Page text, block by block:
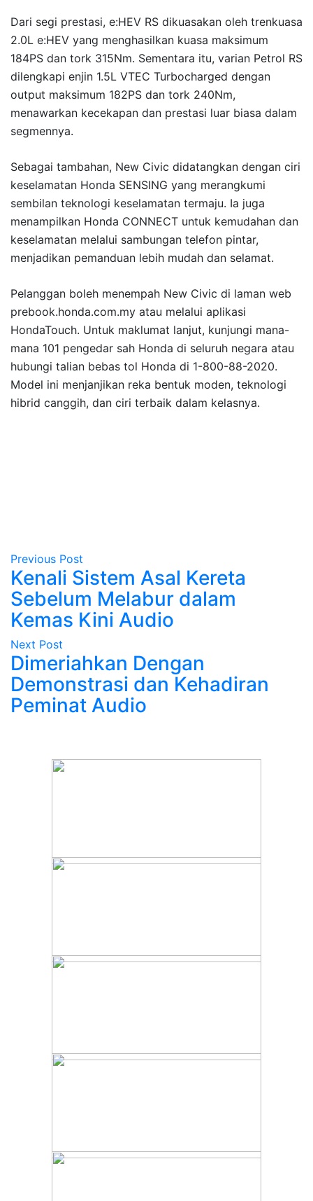
Dari segi prestasi, e:HEV RS dikuasakan oleh trenkuasa
2.0L e:HEV yang menghasilkan kuasa maksimum
184PS dan tork 315Nm. Sementara itu, varian Petrol RS
dilengkapi enjin 1.5L VTEC Turbocharged dengan
output maksimum 182PS dan tork 240Nm,
menawarkan kecekapan dan prestasi luar biasa dalam
segmennya.
Sebagai tambahan, New Civic didatangkan dengan ciri
keselamatan Honda SENSING yang merangkumi
sembilan teknologi keselamatan termaju. Ia juga
menampilkan Honda CONNECT untuk kemudahan dan
keselamatan melalui sambungan telefon pintar,
menjadikan pemanduan lebih mudah dan selamat.
Pelanggan boleh menempah New Civic di laman web
prebook.honda.com.my atau melalui aplikasi
HondaTouch. Untuk maklumat lanjut, kunjungi mana-
mana 101 pengedar sah Honda di seluruh negara atau
hubungi talian bebas tol Honda di 1-800-88-2020.
Model ini menjanjikan reka bentuk moden, teknologi
hibrid canggih, dan ciri terbaik dalam kelasnya.
Previous Post
Kenali Sistem Asal Kereta
Sebelum Melabur dalam
Kemas Kini Audio
Next Post
Dimeriahkan Dengan
Demonstrasi dan Kehadiran
Peminat Audio